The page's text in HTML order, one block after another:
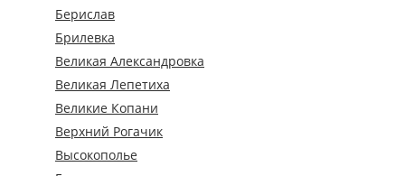
Берислав
Брилевка
Великая Александровка
Великая Лепетиха
Великие Копани
Верхний Рогачик
Высокополье